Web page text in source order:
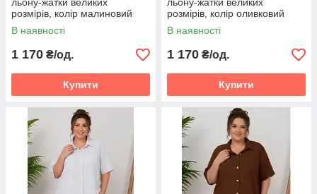
розмірів, колір малиновий
Розміри: 50.52.54.56.58.60.
В наявності
1 170 ₴/од.
Купити
розмірів, колір оливковий
Розміри: 50.52.54.56.58.60.
В наявності
1 170 ₴/од.
Купити